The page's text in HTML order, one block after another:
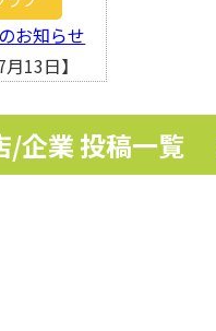
お知らせ
13日】
/企業 投稿一覧